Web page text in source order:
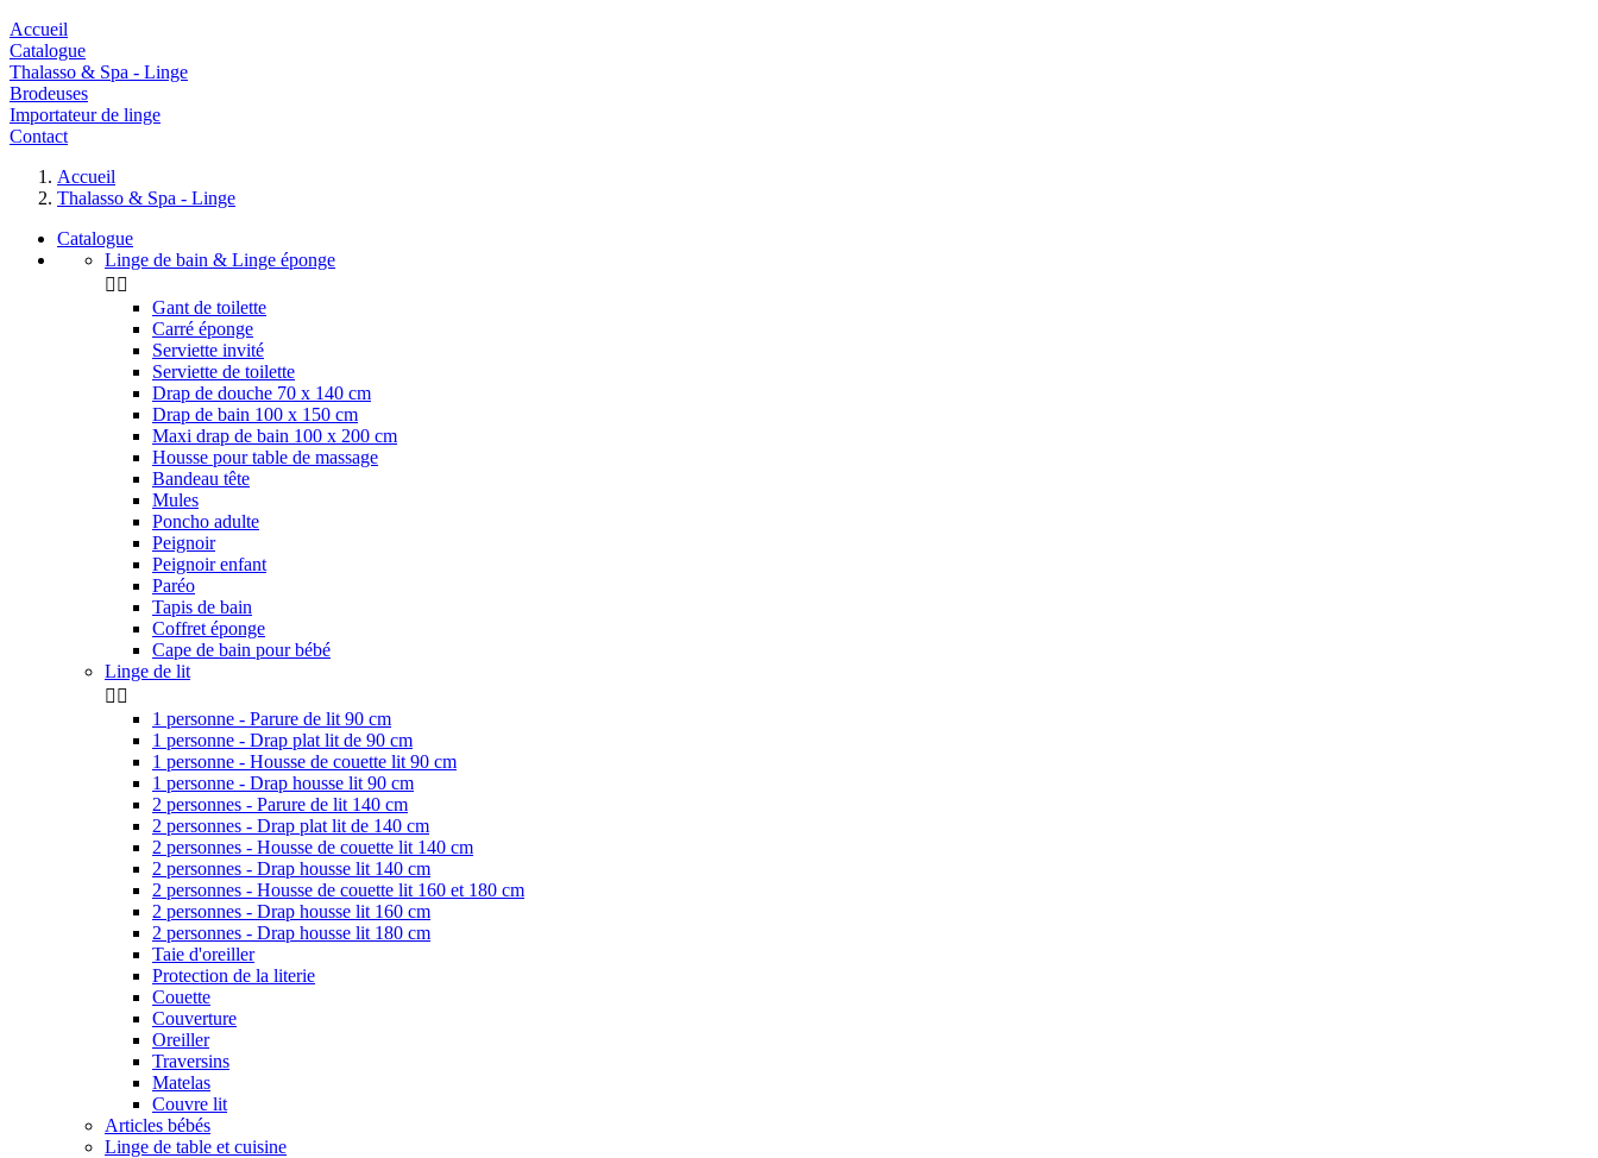
Accueil
Catalogue
Thalasso & Spa - Linge
Brodeuses
Importateur de linge
Contact
Accueil
Thalasso & Spa - Linge
Catalogue
Linge de bain & Linge éponge
 
Gant de toilette
Carré éponge
Serviette invité
Serviette de toilette
Drap de douche 70 x 140 cm
Drap de bain 100 x 150 cm
Maxi drap de bain 100 x 200 cm
Housse pour table de massage
Bandeau tête
Mules
Poncho adulte
Peignoir
Peignoir enfant
Paréo
Tapis de bain
Coffret éponge
Cape de bain pour bébé
Linge de lit
 
1 personne - Parure de lit 90 cm
1 personne - Drap plat lit de 90 cm
1 personne - Housse de couette lit 90 cm
1 personne - Drap housse lit 90 cm
2 personnes - Parure de lit 140 cm
2 personnes - Drap plat lit de 140 cm
2 personnes - Housse de couette lit 140 cm
2 personnes - Drap housse lit 140 cm
2 personnes - Housse de couette lit 160 et 180 cm
2 personnes - Drap housse lit 160 cm
2 personnes - Drap housse lit 180 cm
Taie d'oreiller
Protection de la literie
Couette
Couverture
Oreiller
Traversins
Matelas
Couvre lit
Articles bébés
Linge de table et cuisine